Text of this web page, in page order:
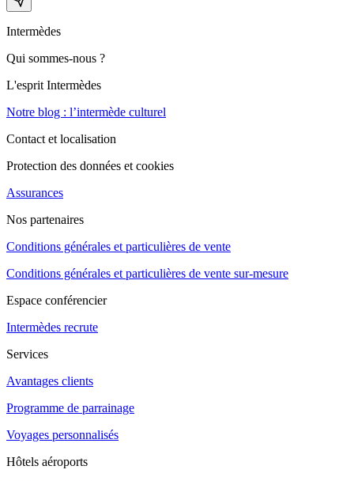
Intermèdes
Qui sommes-nous ?
L'esprit Intermèdes
Notre blog : l’intermède culturel
Contact et localisation
Protection des données et cookies
Assurances
Nos partenaires
Conditions générales et particulières de vente
Conditions générales et particulières de vente sur-mesure
Espace conférencier
Intermèdes recrute
Services
Avantages clients
Programme de parrainage
Voyages personnalisés
Hôtels aéroports